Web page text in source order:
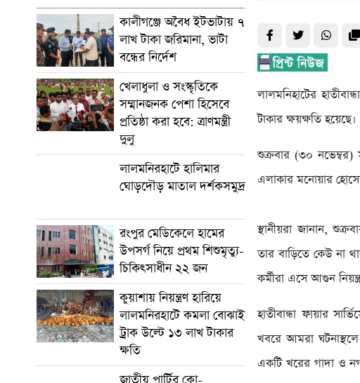
কালীগঞ্জে অবৈধ ইটভাটায় ৭
লাখ টাকা জরিমানা, ভাটা
বন্ধের নির্দেশ
খেলাধুলা ও সংস্কৃতিকে
সম্মানজনক পেশা হিসেবে
প্রতিষ্ঠা করা হবে: ত্রাণমন্ত্রী
দুলু
লালমনিরহাটে হালিমার
ঘোড়দৌড় মাতাল দর্শকসমুদ্র
রংপুর মেডিকেলে হামের
উপসর্গ নিয়ে প্রথম শিশুমৃত্যু-
চিকিৎসাধীন ২২ জন
কুয়াশায় নিয়ন্ত্রণ হারিয়ে
লালমনিরহাটে কমলা বোঝাই
ট্রাক উল্টে ১৩ লাখ টাকার
ক্ষতি
লালমনিহাটের
টাকার ক্ষয়ক্ষতি হয়েছে।
শুক্রবার (৩০ নভেম্বর)
এলাকার মনোয়ার
স্থানীয়রা জানান,
তার বাড়িতে কেউ না
কর্মীরা এসে আগুন
হাতীবান্ধা ফায়ার
খবরে আমরা
একটি খরের গাদা ও